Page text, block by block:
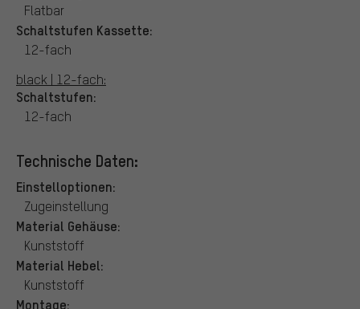
Flatbar
Schaltstufen Kassette:
12-fach
black | 12-fach:
Schaltstufen:
12-fach
Technische Daten:
Einstelloptionen:
Zugeinstellung
Material Gehäuse:
Kunststoff
Material Hebel:
Kunststoff
Montage: